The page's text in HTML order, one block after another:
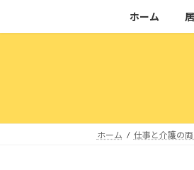
キ
に
ホーム
ホーム 仕事と介護の